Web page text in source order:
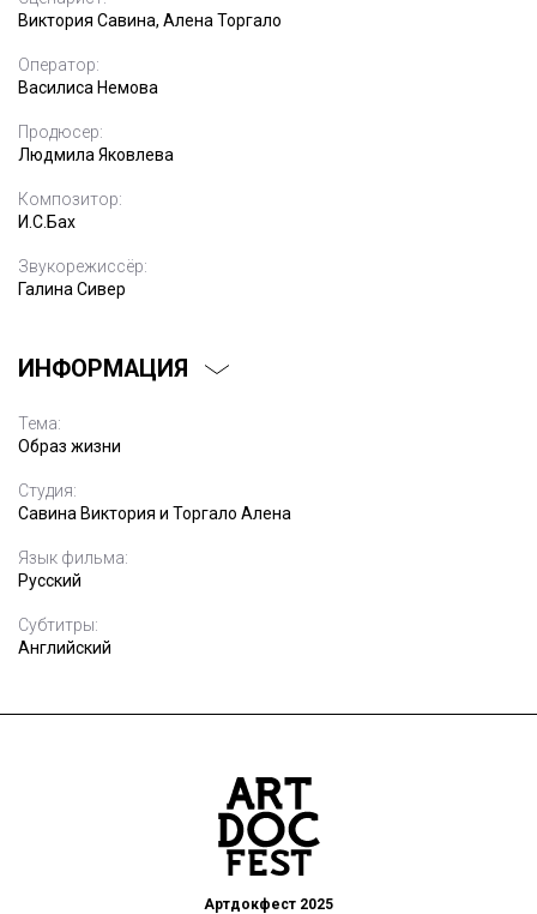
Виктория Савина, Алена Торгало
Оператор:
Василиса Немова
Продюсер:
Людмила Яковлева
Композитор:
И.С.Бах
Звукорежиссёр:
Галина Сивер
ИНФОРМАЦИЯ
Тема:
Образ жизни
Студия:
Савина Виктория и Торгало Алена
Язык фильма:
Русский
Субтитры:
Английский
Артдокфест 2025